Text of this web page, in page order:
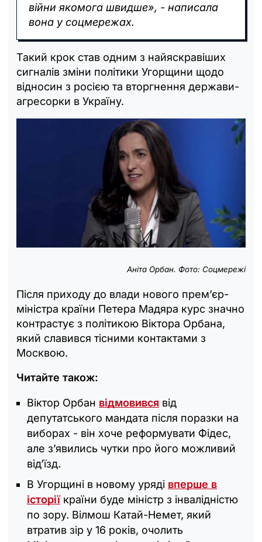
війни якомога швидше», - написала
вона у соцмережах.
Такий крок став одним з найяскравіших
сигналів зміни політики Угорщини щодо
відносин з росією та вторгнення держави-
агресорки в Україну.
Аніта Орбан. Фото: Соцмережі
Після приходу до влади нового прем’єр-
міністра країни Петера Мадяра курс значно
контрастує з політикою Віктора Орбана,
який славився тісними контактами з
Москвою.
Читайте також:
Віктор Орбан відмовився від
депутатського мандата після поразки на
виборах - він хоче реформувати Фідес,
але з’явились чутки про його можливий
від’їзд.
В Угорщині в новому уряді вперше в
історіїкраїни буде міністр з інвалідністю
по зору. Вілмош Катай-Немет, який
втратив зір у 16 років, очолить